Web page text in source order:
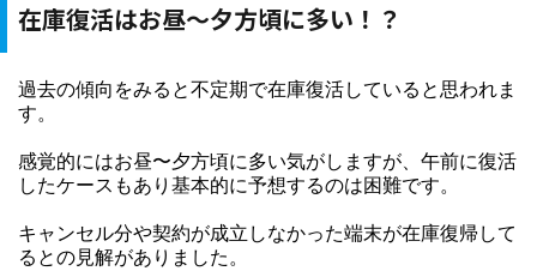
在庫復活はお昼〜夕方頃に多い！？
過去の傾向をみると不定期で在庫復活していると思われま
す。
感覚的にはお昼〜夕方頃に多い気がしますが、午前に復活
したケースもあり基本的に予想するのは困難です。
キャンセル分や契約が成立しなかった端末が在庫復帰して
るとの見解がありました。